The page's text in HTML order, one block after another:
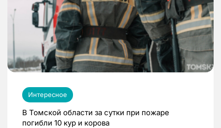
Интересное
В Томской области за сутки при пожаре
погибли 10 кур и корова